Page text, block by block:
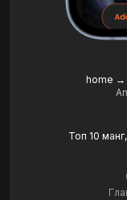
home →
Топ 10